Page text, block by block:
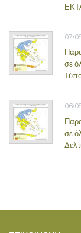
07/
σε
06/
σε